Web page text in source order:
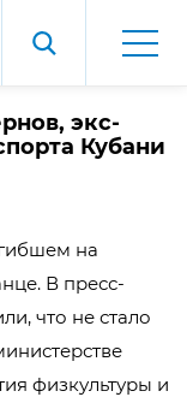
экс-
Кубани
на
В пресс-
что не стало
физкультуры и